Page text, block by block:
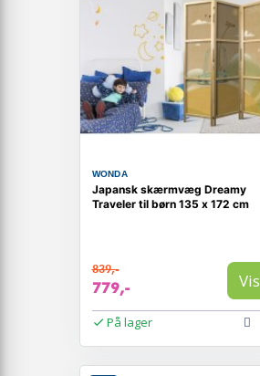
WONDA
Japansk skærmvæg Dreamy
Traveler til børn 135 x 172 cm
839,-
779,- Vis
På lager